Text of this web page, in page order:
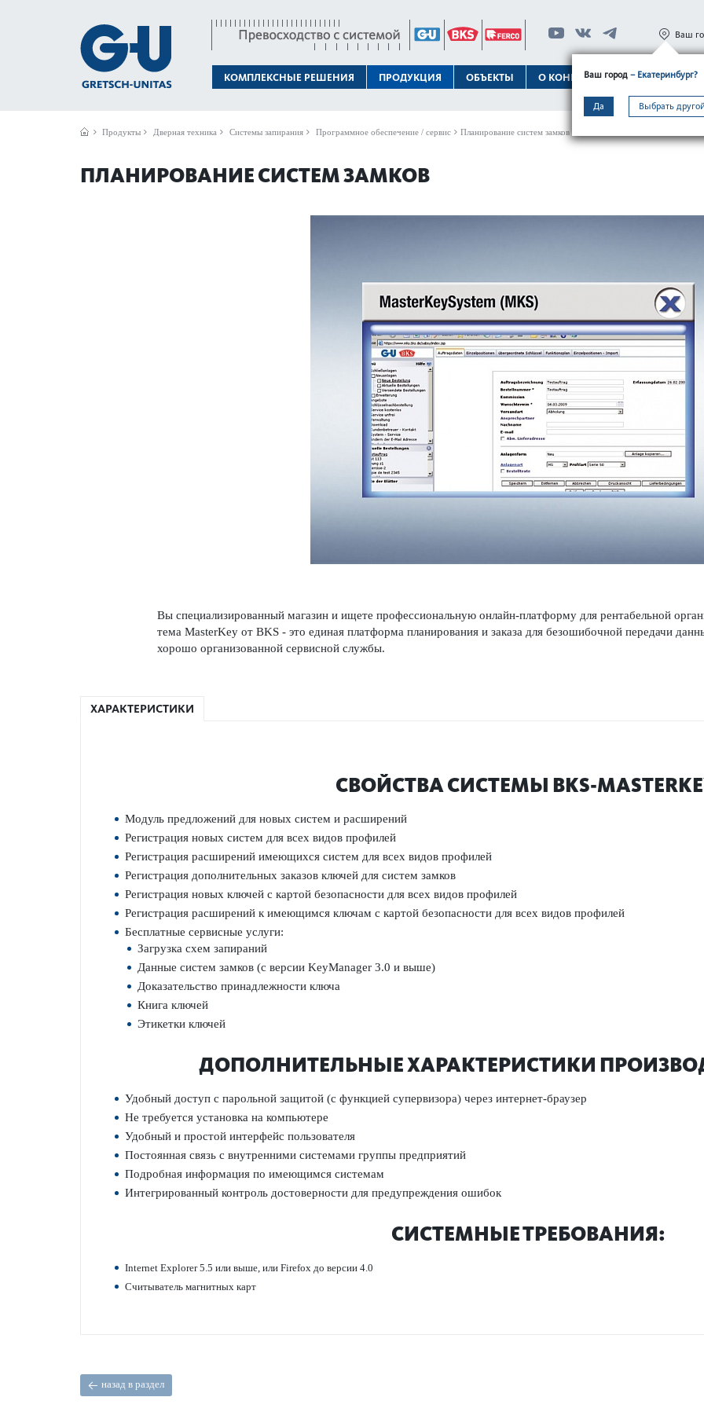
КОМПЛЕКСНЫЕ РЕШЕНИЯ ПРОДУКЦИЯ ОБЪЕКТЫ О КОНЦЕРНЕВаш город – Екатеринбург?
Да Выбрать
Ваш
Продукты Дверная техника Системы запирания Программное обеспечение / сервис Планирование систем замков
ПЛАНИРОВАНИЕ СИСТЕМ ЗАМКОВ
Вы специал­изированный магазин и ищете проф­есс­ио­н­альную онлайн-платформу для рентабельной
тема MasterKey от BKS - это единая платформа планирования и заказа для безош­ибочной пер­едачи
хорошо органи­з­ованной серв­исной службы.
ХАРАКТЕРИСТИКИ
СВОЙСТВА СИС­ТЕМЫ BKS-
Модуль предложений для новых систем и расширений
Регис­трация новых систем для всех видов профилей
Регис­трация расширений имеющихся систем для всех видов профилей
Регис­трация дополнительных заказов ключей для систем замков
Регис­трация новых ключей с картой безоп­асности для всех видов профилей
Регис­трация расширений к имеющимся ключам с картой безоп­асности для всех видов профилей
Бесплатные серв­исные услуги:
Загрузка схем запираний
Данные систем замков (с версии KeyManager 3.0 и выше)
Доказательство принадлежности ключа
Книга ключей
Этикетки ключей
ДОПОЛНИТЕЛЬНЫЕ ХАР­АКТЕР­И­С­ТИКИ
Удобный доступ с пар­ольной защитой (с функцией супер­в­изора) через интернет-браузер
Не требуется установка на компьютере
Удобный и простой интерфейс поль­зователя
Пос­т­оянная связь с внутренними сис­темами группы предприятий
Под­робная информация по имеющимся сис­темам
Интегриро­ванный контроль дос­товерности для предупрежд­ения ошибок
СИС­ТЕМНЫЕ ТРЕБОВАНИЯ:
Internet Explorer 5.5 или выше, или Firefox до версии 4.0
Считыватель магнитных карт
назад в раздел